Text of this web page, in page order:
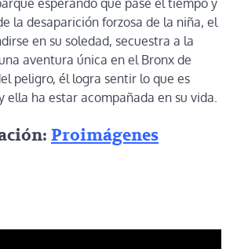
esperando que pase el tiempo y
la desaparición forzosa de la niña, el
en su soledad, secuestra a la
aventura única en el Bronx de
peligro, él logra sentir lo que es
ella ha estar acompañada en su vida.
Proimágenes